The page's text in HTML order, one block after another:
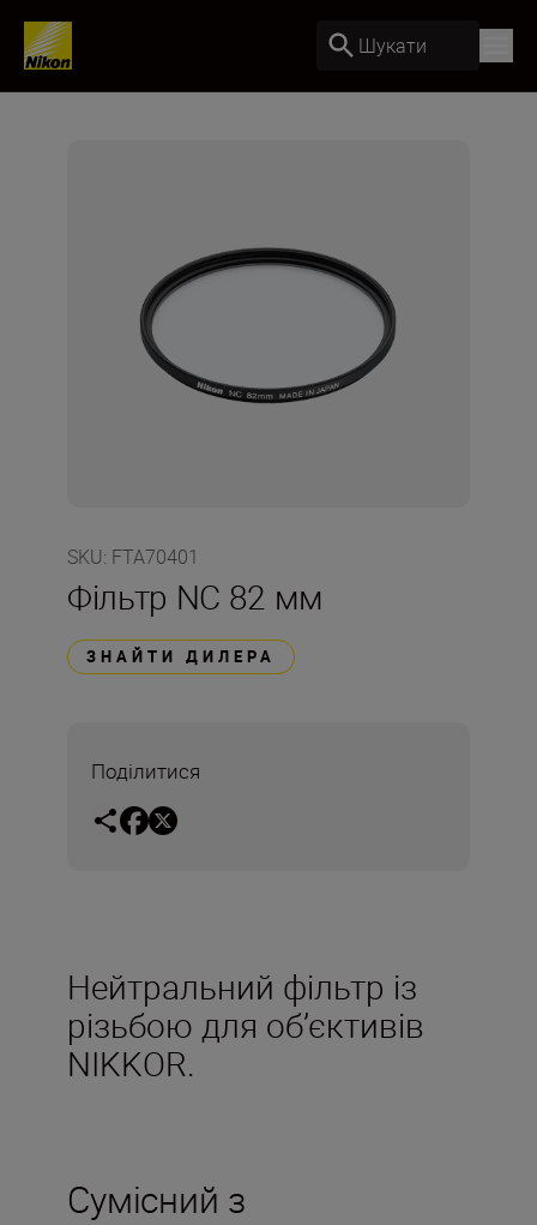
Шукати
SKU: FTA70401
Фільтр NC 82 мм
ЗНАЙТИ ДИЛЕРА
Поділитися
Нейтральний фільтр із
різьбою для об’єктивів
NIKKOR.
Сумісний з